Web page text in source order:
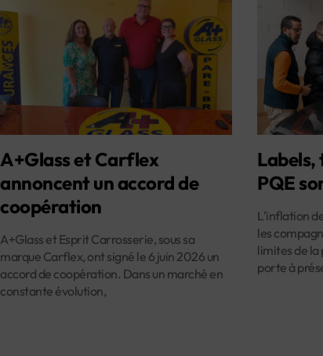
A+Glass et Carflex
annoncent un accord de
coopération
A+Glass et Esprit Carrosserie, sous sa
marque Carflex, ont signé le 6 juin 2026 un
accord de coopération. Dans un marché en
constante évolution,
PQE
L’inflation
les
limites de la
porte à